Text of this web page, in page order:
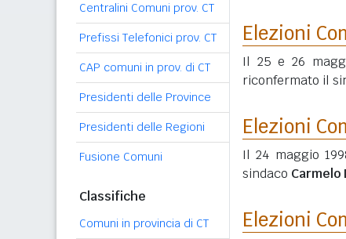
Centralini Comuni prov. CT
Prefissi Telefonici prov. CT
CAP comuni in prov. di CT
Presidenti delle Province
Presidenti delle Regioni
Fusione Comuni
Classifiche
Comuni in provincia di CT
Elezioni
Il 25 e 26
riconfermato il
Elezioni
Il 24 maggio
sindaco Carmelo
Elezioni